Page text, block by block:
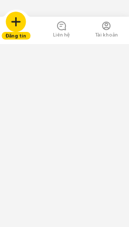
Đăng tin Liên hệ Tài khoản